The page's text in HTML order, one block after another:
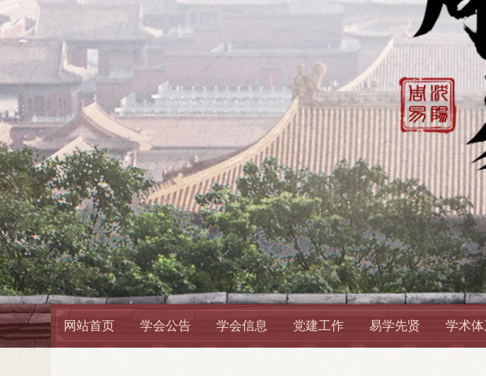
网站首页 学会公告 学会信息 党建工作 易学先贤 学术